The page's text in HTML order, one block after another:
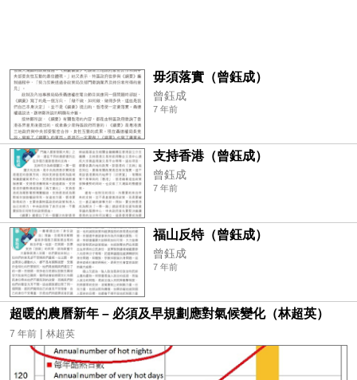
毋須落實（曾鈺成）
曾鈺成
7 年前
支持香港（曾鈺成）
曾鈺成
7 年前
福山反特（曾鈺成）
曾鈺成
7 年前
超暖的農曆新年 – 必須及早規劃應對氣候變化（林超英）
7 年前 | 林超英